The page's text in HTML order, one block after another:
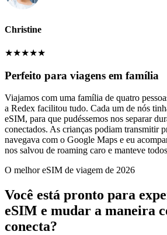
Christine
★★★★★
Perfeito para viagens em família
Viajamos com uma família de quatro
a Redex facilitou tudo. Cada um de nós
eSIM, para que pudéssemos nos separar
conectados. As crianças podiam transmitir
navegava com o Google Maps e eu
nos salvou de roaming caro e manteve
O melhor eSIM de viagem de 2026
Você está pronto para
eSIM e mudar a maneira
conecta?